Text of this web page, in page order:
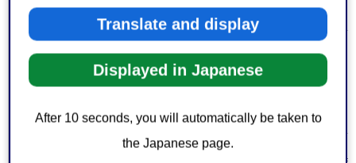
Translate and display
Displayed in Japanese
After 10 seconds, you will automatically be taken to
the Japanese page.
付けておりません。
お持ち
もの
申請書・届出書等の提出部数
内容によって手数料が係る場合があります